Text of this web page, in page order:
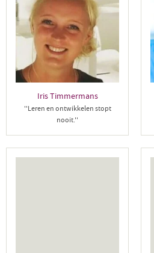
Iris Timmermans
''Leren en ontwikkelen stopt
nooit.''